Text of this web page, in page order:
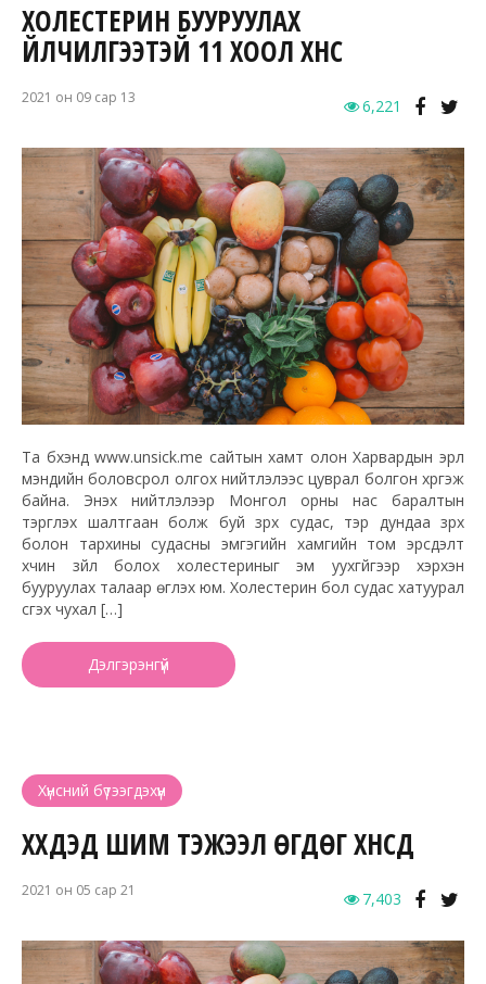
ХОЛЕСТЕРИН БУУРУУЛАХ
ҮЙЛЧИЛГЭЭТЭЙ 11 ХООЛ ХҮНС
2021 он 09 сар 13 6,221
Та бүхэнд www.unsick.me сайтын хамт олон Харвардын эрүүл
мэндийн боловсрол олгох нийтлэлээс цуврал болгон хүргэж
байна. Энэхүү нийтлэлээр Монгол орны нас баралтын
тэргүүлэх шалтгаан болж буй зүрх судас, тэр дундаа зүрх
болон тархины судасны эмгэгийн хамгийн том эрсдэлт
хүчин зүйл болох холестериныг эм уухгүйгээр хэрхэн
бууруулах талаар өгүүлэх юм. Холестерин бол судас хатуурал
үүсгэх чухал […]
Дэлгэрэнгүй
Хүнсний бүтээгдэхүүн
ХҮҮХДЭД ШИМ ТЭЖЭЭЛ ӨГДӨГ ХҮНСҮҮД
2021 он 05 сар 21 7,403